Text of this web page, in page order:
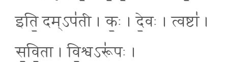
इति॒ दम्ऽप॑ती । कः॒ । दे॒वः । त्वष्टा॑ ।
स॒वि॒ता । वि॒श्वऽरू॑पः ।